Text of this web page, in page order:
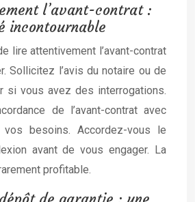
l’avant-contrat :
incontournable
lire attentivement l’avant-contrat
Sollicitez l’avis du notaire ou de
si vous avez des interrogations.
de l’avant-contrat avec
besoins. Accordez-vous le
avant de vous engager. La
profitable.